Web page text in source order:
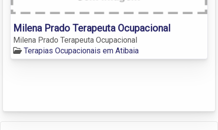
Milena Prado Terapeuta Ocupacional
Milena Prado Terapeuta Ocupacional
Terapias Ocupacionais em Atibaia